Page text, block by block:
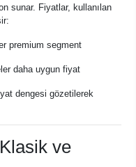
sunar. Fiyatlar, kullanılan
premium segment
daha uygun fiyat
dengesi gözetilerek
ve